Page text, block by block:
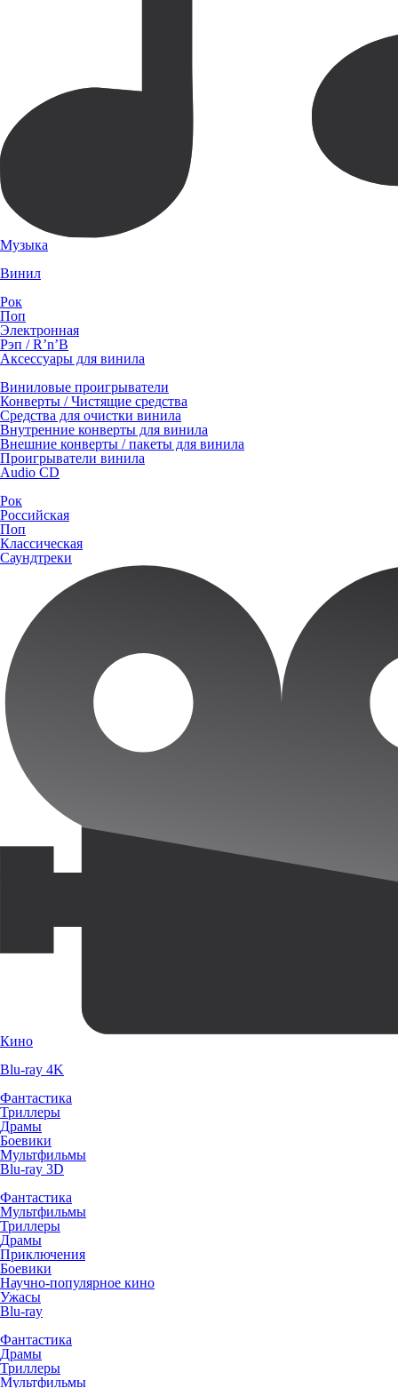
Музыка
Винил
Рок
Поп
Электронная
Рэп / R’n’B
Аксессуары для винила
Виниловые проигрыватели
Конверты / Чистящие средства
Средства для очистки винила
Внутренние конверты для винила
Внешние конверты / пакеты для винила
Проигрыватели винила
Audio CD
Рок
Российская
Поп
Классическая
Саундтреки
Кино
Blu-ray 4K
Фантастика
Триллеры
Драмы
Боевики
Мультфильмы
Blu-ray 3D
Фантастика
Мультфильмы
Триллеры
Драмы
Приключения
Боевики
Научно-популярное кино
Ужасы
Blu-ray
Фантастика
Драмы
Триллеры
Мультфильмы